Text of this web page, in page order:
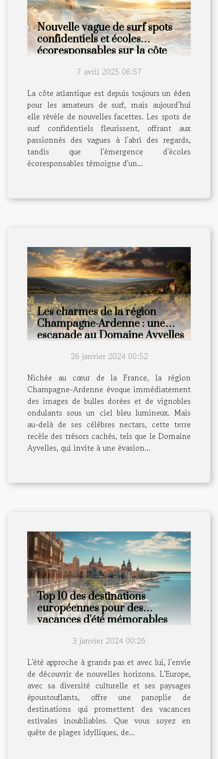
Nouvelle vague de surf spots
confidentiels et écoles
écoresponsables sur la côte
7 avril 2025 06:57
La côte atlantique est depuis toujours un éden
pour les amateurs de surf, mais aujourd'hui
elle révèle de nouvelles facettes. Les spots de
surf confidentiels fleurissent, offrant aux
passionnés des vagues à l'abri des regards,
tandis que l'émergence d'écoles
écoresponsables témoigne d'un...
Les charmes de la région
Champagne-Ardenne : une
escapade au Domaine Ayvelles
26 janvier 2024 00:52
Nichée au cœur de la France, la région
Champagne-Ardenne évoque immédiatement
des images de bulles dorées et de vignobles
ondulants sous un ciel bleu lumineux. Mais
au-delà de ses célèbres nectars, cette terre
recèle des trésors cachés, tels que le Domaine
Ayvelles, qui invite à une évasion...
Top 10 des destinations
européennes pour des
vacances d'été mémorables
3 janvier 2024 00:26
L'été approche à grands pas et avec lui, l'envie
de découvrir de nouvelles horizons. L'Europe,
avec sa diversité culturelle et ses paysages
époustouflants, offre une panoplie de
destinations qui promettent des vacances
estivales inoubliables. Que vous soyez en
quête de plages idylliques, de...